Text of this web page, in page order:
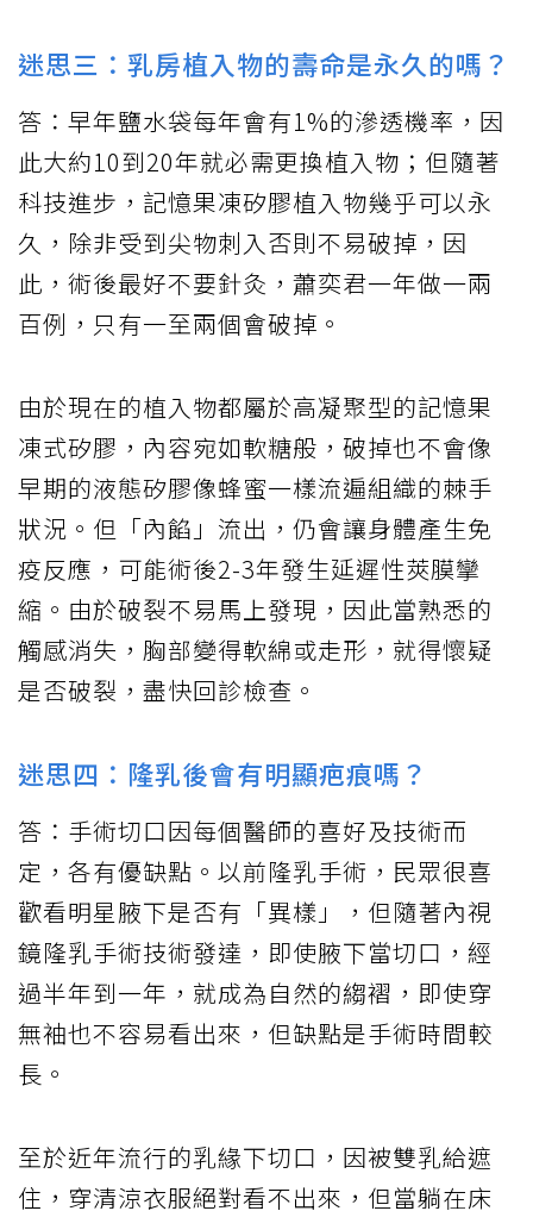
迷思三：乳房植入物的壽命是永久的嗎？
答：早年鹽水袋每年會有1%的滲透機率，因
此大約10到20年就必需更換植入物；但隨著
科技進步，記憶果凍矽膠植入物幾乎可以永
久，除非受到尖物刺入否則不易破掉，因
此，術後最好不要針灸，蕭奕君一年做一兩
百例，只有一至兩個會破掉。
由於現在的植入物都屬於高凝聚型的記憶果
凍式矽膠，內容宛如軟糖般，破掉也不會像
早期的液態矽膠像蜂蜜一樣流遍組織的棘手
狀況。但「內餡」流出，仍會讓身體產生免
疫反應，可能術後2-3年發生延遲性莢膜攣
縮。由於破裂不易馬上發現，因此當熟悉的
觸感消失，胸部變得軟綿或走形，就得懷疑
是否破裂，盡快回診檢查。
迷思四：隆乳後會有明顯疤痕嗎？
答：手術切口因每個醫師的喜好及技術而
定，各有優缺點。以前隆乳手術，民眾很喜
歡看明星腋下是否有「異樣」，但隨著內視
鏡隆乳手術技術發達，即使腋下當切口，經
過半年到一年，就成為自然的縐褶，即使穿
無袖也不容易看出來，但缺點是手術時間較
長。
至於近年流行的乳緣下切口，因被雙乳給遮
住，穿清涼衣服絕對看不出來，但當躺在床